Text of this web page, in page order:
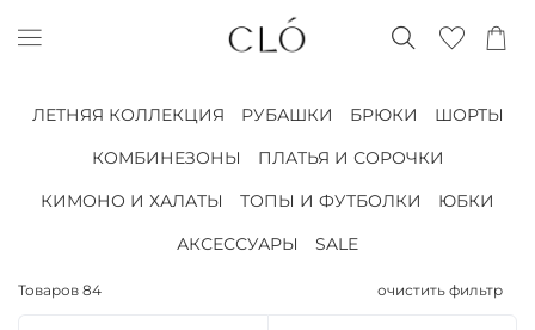
ЛЕТНЯЯ КОЛЛЕКЦИЯ РУБАШКИ БРЮКИ
ШОРТЫ
КОМБИНЕЗОНЫ
ПЛАТЬЯ И СОРОЧКИ
КИМОНО И ХАЛАТЫ
ТОПЫ И ФУТБОЛКИ
ЮБКИ
АКСЕССУАРЫ
SALE
Товаров 84 очистить фильтр